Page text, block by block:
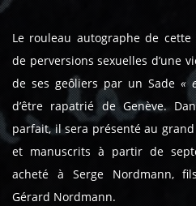
Le rouleau autographe de
de perversions sexuelles d’une
de ses geôliers par un Sade «
d’être rapatrié de Genève.
parfait, il sera présenté au
et manuscrits à partir de
acheté à Serge Nordmann,
Gérard Nordmann.